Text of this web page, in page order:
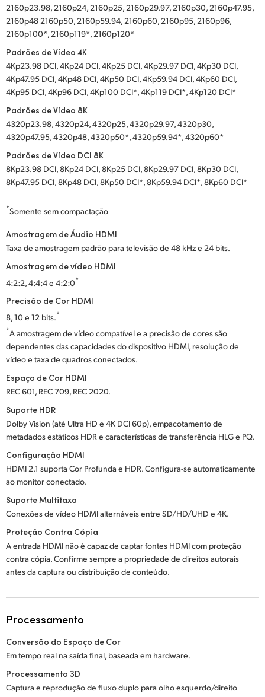
2160p23.98, 2160p24, 2160p25, 2160p29.97, 2160p30, 2160p47.95,
2160p48 2160p50, 2160p59.94, 2160p60, 2160p95, 2160p96,
2160p100*, 2160p119*, 2160p120*
Padrões de Vídeo 4K
4Kp23.98 DCI, 4Kp24 DCI, 4Kp25 DCI, 4Kp29.97 DCI, 4Kp30 DCI,
4Kp47.95 DCI, 4Kp48 DCI, 4Kp50 DCI, 4Kp59.94 DCI, 4Kp60 DCI,
4Kp95 DCI, 4Kp96 DCI, 4Kp100 DCI*, 4Kp119 DCI*, 4Kp120 DCI*
Padrões de Vídeo 8K
4320p23.98, 4320p24, 4320p25, 4320p29.97, 4320p30,
4320p47.95, 4320p48, 4320p50*, 4320p59.94*, 4320p60*
Padrões de Vídeo DCI 8K
8Kp23.98 DCI, 8Kp24 DCI, 8Kp25 DCI, 8Kp29.97 DCI, 8Kp30 DCI,
8Kp47.95 DCI, 8Kp48 DCI, 8Kp50 DCI*, 8Kp59.94 DCI*, 8Kp60 DCI*
*Somente sem compactação
Amostragem de Áudio HDMI
Taxa de amostragem padrão para televisão de 48 kHz e 24 bits.
Amostragem de vídeo HDMI
4:2:2, 4:4:4 e 4:2:0*
Precisão de Cor HDMI
8, 10 e 12 bits.*
*A amostragem de vídeo compatível e a precisão de cores são
dependentes das capacidades do dispositivo HDMI, resolução de
vídeo e taxa de quadros conectados.
Espaço de Cor HDMI
REC 601, REC 709, REC 2020.
Suporte HDR
Dolby Vision (até Ultra HD e 4K DCI 60p), empacotamento de
metadados estáticos HDR e características de transferência HLG e PQ.
Configuração HDMI
HDMI 2.1 suporta Cor Profunda e HDR. Configura-se automaticamente
ao monitor conectado.
Suporte Multitaxa
Conexões de vídeo HDMI alternáveis entre SD/HD/UHD e 4K.
Proteção Contra Cópia
A entrada HDMI não é capaz de captar fontes HDMI com proteção
contra cópia. Confirme sempre a propriedade de direitos autorais
antes da captura ou distribuição de conteúdo.
Processamento
Conversão do Espaço de Cor
Em tempo real na saída final, baseada em hardware.
Processamento 3D
Captura e reprodução de fluxo duplo para olho esquerdo/direito